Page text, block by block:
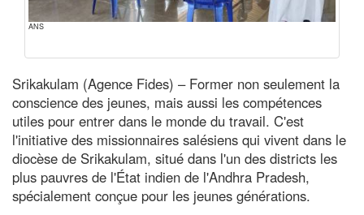
ANS
Srikakulam (Agence Fides) – Former non seulement la
conscience des jeunes, mais aussi les compétences
utiles pour entrer dans le monde du travail. C'est
l'initiative des missionnaires salésiens qui vivent dans le
diocèse de Srikakulam, situé dans l'un des districts les
plus pauvres de l'État indien de l'Andhra Pradesh,
spécialement conçue pour les jeunes générations.